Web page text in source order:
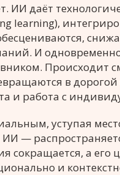
даёт
learning),
И
Происходит
в дорогой
и работа с
уступая
—
а его
и